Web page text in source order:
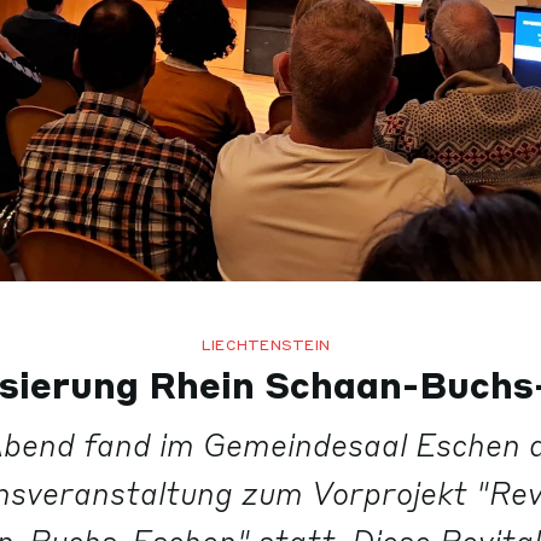
LIECHTENSTEIN
Rhein Schaan-
fand im Gemeindesaal Eschen
zum Vorprojekt